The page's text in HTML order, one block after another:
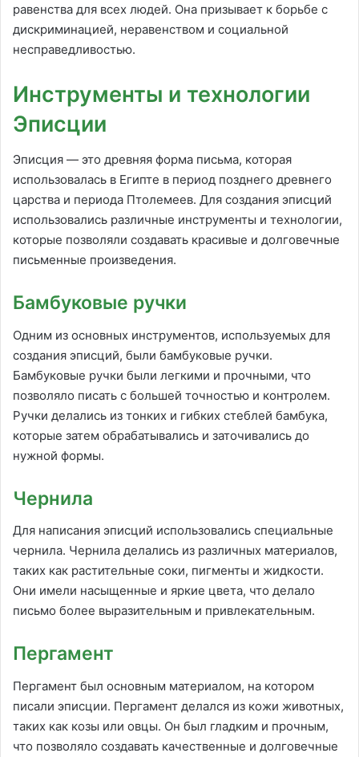
равенства для всех людей. Она призывает к борьбе с
дискриминацией, неравенством и социальной
несправедливостью.
Инструменты и технологии
Эписции
Эписция — это древняя форма письма, которая
использовалась в Египте в период позднего древнего
царства и периода Птолемеев. Для создания эписций
использовались различные инструменты и технологии,
которые позволяли создавать красивые и долговечные
письменные произведения.
Бамбуковые ручки
Одним из основных инструментов, используемых для
создания эписций, были бамбуковые ручки.
Бамбуковые ручки были легкими и прочными, что
позволяло писать с большей точностью и контролем.
Ручки делались из тонких и гибких стеблей бамбука,
которые затем обрабатывались и заточивались до
нужной формы.
Чернила
Для написания эписций использовались специальные
чернила. Чернила делались из различных материалов,
таких как растительные соки, пигменты и жидкости.
Они имели насыщенные и яркие цвета, что делало
письмо более выразительным и привлекательным.
Пергамент
Пергамент был основным материалом, на котором
писали эписции. Пергамент делался из кожи животных,
таких как козы или овцы. Он был гладким и прочным,
что позволяло создавать качественные и долговечные